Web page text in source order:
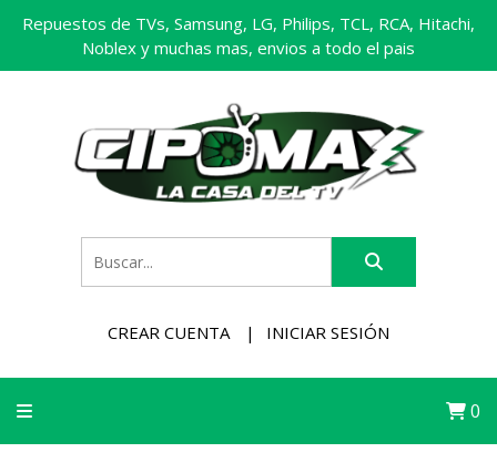
Repuestos de TVs, Samsung, LG, Philips, TCL, RCA, Hitachi,
Noblex y muchas mas, envios a todo el pais
CREAR CUENTA INICIAR SESIÓN
0